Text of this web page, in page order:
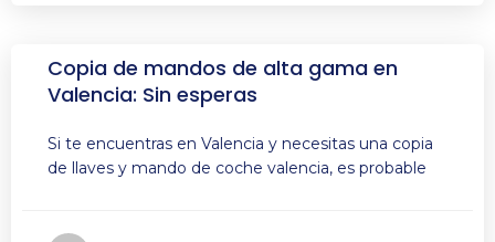
Copia de mandos de alta gama en
Valencia: Sin esperas
Si te encuentras en Valencia y necesitas una copia
de llaves y mando de coche valencia, es probable